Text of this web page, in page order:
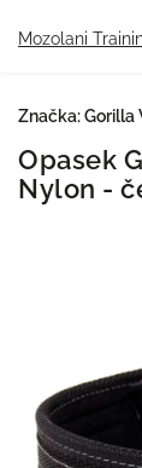
Mozolani
Opasek
Nylon -
Značka:Gorilla